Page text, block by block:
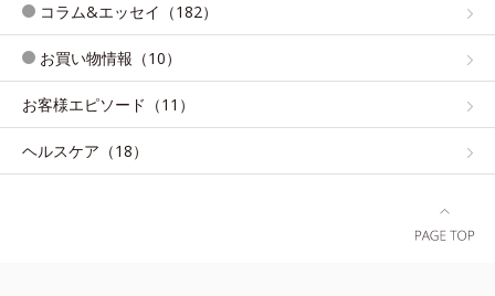
コラム&エッセイ（182）
お買い物情報（10）
お客様エピソード（11）
ヘルスケア（18）